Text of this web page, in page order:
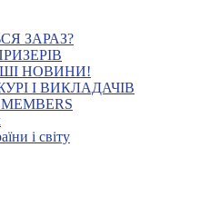
ЗАРАЗ?
НОВИНИ!
І ВИКЛАДАЧІВ
і світу